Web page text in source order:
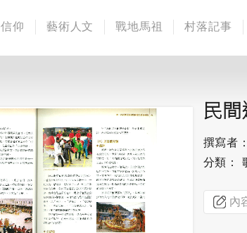
仰 藝術人文 戰地馬祖 村落記事
民
撰寫者
分類：
內